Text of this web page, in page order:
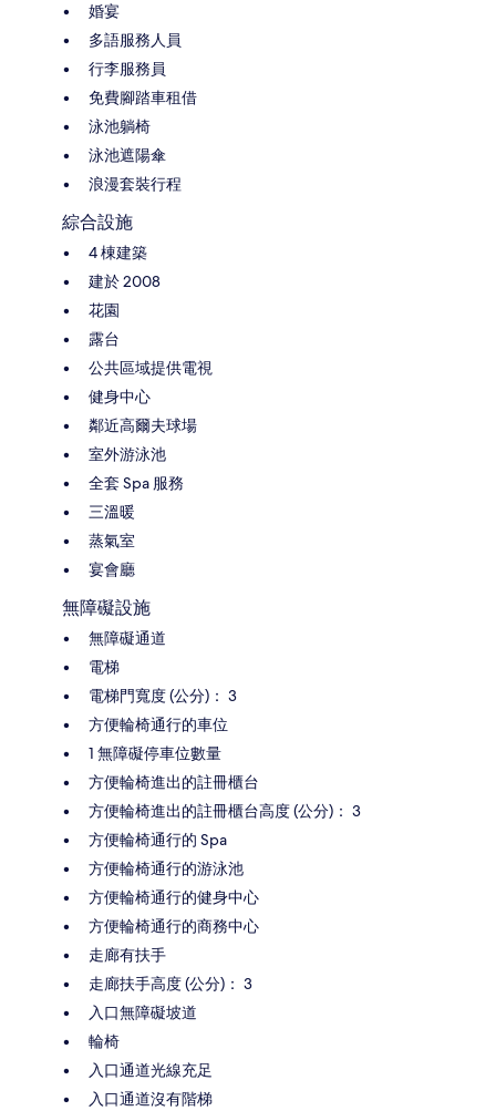
婚宴
多語服務人員
行李服務員
免費腳踏車租借
泳池躺椅
泳池遮陽傘
浪漫套裝行程
綜合設施
4 棟建築
建於 2008
花園
露台
公共區域提供電視
健身中心
鄰近高爾夫球場
室外游泳池
全套 Spa 服務
三溫暖
蒸氣室
宴會廳
無障礙設施
無障礙通道
電梯
電梯門寬度 (公分)： 3
方便輪椅通行的車位
1 無障礙停車位數量
方便輪椅進出的註冊櫃台
方便輪椅進出的註冊櫃台高度 (公分)： 3
方便輪椅通行的 Spa
方便輪椅通行的游泳池
方便輪椅通行的健身中心
方便輪椅通行的商務中心
走廊有扶手
走廊扶手高度 (公分)： 3
入口無障礙坡道
輪椅
入口通道光線充足
入口通道沒有階梯